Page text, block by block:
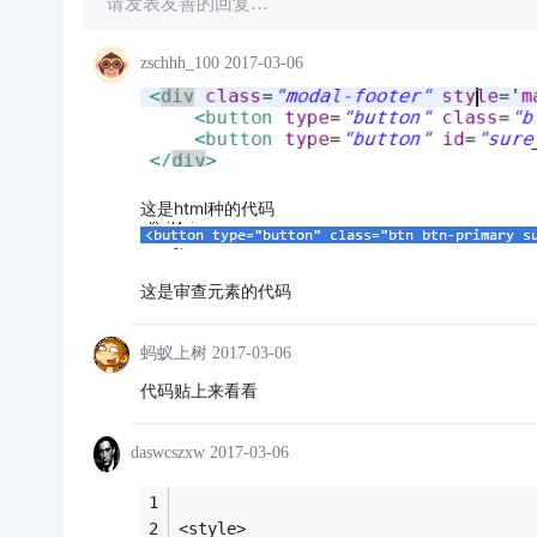
zschhh_100 2017-03-06
这是html种的代码
这是审查元素的代码
蚂蚁上树 2017-03-06
代码贴上来看看
daswcszxw 2017-03-06
<style>